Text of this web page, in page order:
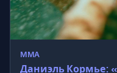
MMA
Даниэль Кормье: